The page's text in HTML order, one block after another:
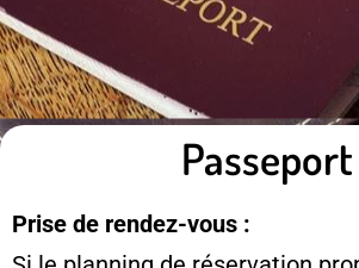
Passeport
Prise de rendez-vous :